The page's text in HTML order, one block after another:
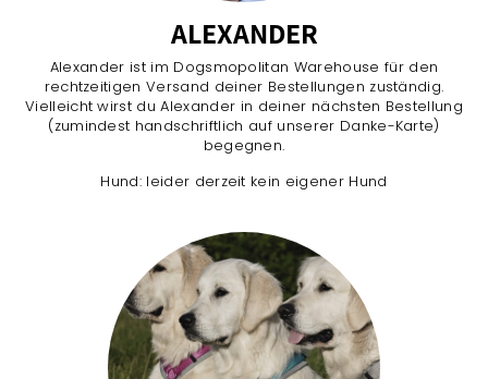
ALEXANDER
Alexander ist im Dogsmopolitan Warehouse für den
rechtzeitigen Versand deiner Bestellungen zuständig.
Vielleicht wirst du Alexander in deiner nächsten Bestellung
(zumindest handschriftlich auf unserer Danke-Karte)
begegnen.
Hund: leider derzeit kein eigener Hund